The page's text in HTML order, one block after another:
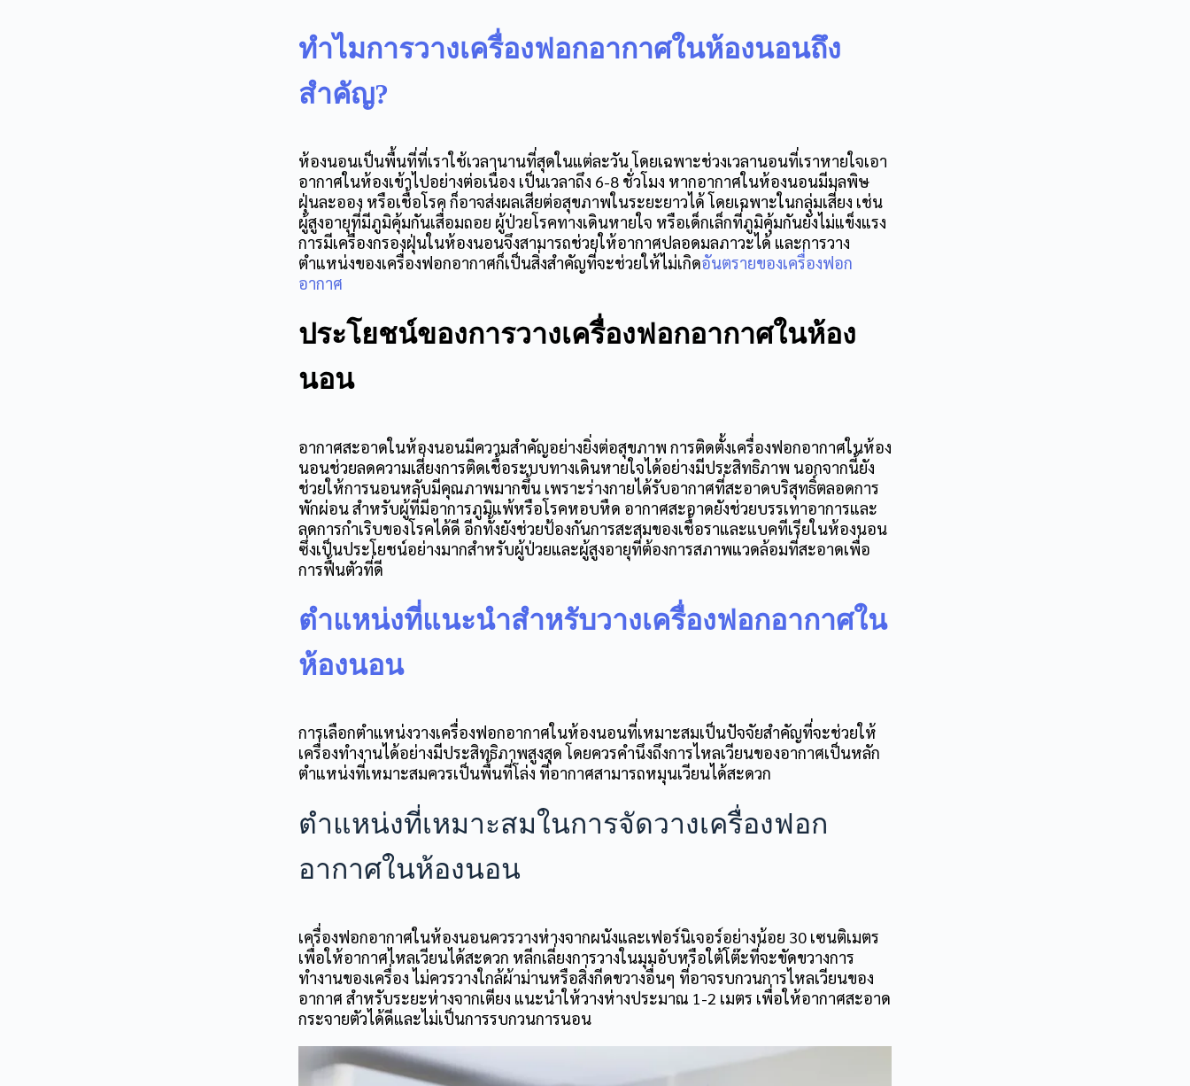
ทำไมการวางเครื่องฟอกอากาศในห้องนอนถึง
สำคัญ?
ห้องนอนเป็นพื้นที่ที่เราใช้เวลานานที่สุดในแต่ละวัน โดยเฉพาะช่วงเวลานอนที่เราหายใจเอา
อากาศในห้องเข้าไปอย่างต่อเนื่อง เป็นเวลาถึง 6-8 ชั่วโมง หากอากาศในห้องนอนมีมลพิษ
ฝุ่นละออง หรือเชื้อโรค ก็อาจส่งผลเสียต่อสุขภาพในระยะยาวได้ โดยเฉพาะในกลุ่มเสี่ยง เช่น
ผู้สูงอายุที่มีภูมิคุ้มกันเสื่อมถอย ผู้ป่วยโรคทางเดินหายใจ หรือเด็กเล็กที่ภูมิคุ้มกันยังไม่แข็งแรง
การมีเครื่องกรองฝุ่นในห้องนอนจึงสามารถช่วยให้อากาศปลอดมลภาวะได้ และการวาง
ตำแหน่งของเครื่องฟอกอากาศก็เป็นสิ่งสำคัญที่จะช่วยให้ไม่เกิดอันตรายของเครื่องฟอก
อากาศ
ประโยชน์ของการวางเครื่องฟอกอากาศในห้อง
นอน
อากาศสะอาดในห้องนอนมีความสำคัญอย่างยิ่งต่อสุขภาพ การติดตั้งเครื่องฟอกอากาศในห้อง
นอนช่วยลดความเสี่ยงการติดเชื้อระบบทางเดินหายใจได้อย่างมีประสิทธิภาพ นอกจากนี้ยัง
ช่วยให้การนอนหลับมีคุณภาพมากขึ้น เพราะร่างกายได้รับอากาศที่สะอาดบริสุทธิ์ตลอดการ
พักผ่อน สำหรับผู้ที่มีอาการภูมิแพ้หรือโรคหอบหืด อากาศสะอาดยังช่วยบรรเทาอาการและ
ลดการกำเริบของโรคได้ดี อีกทั้งยังช่วยป้องกันการสะสมของเชื้อราและแบคทีเรียในห้องนอน
ซึ่งเป็นประโยชน์อย่างมากสำหรับผู้ป่วยและผู้สูงอายุที่ต้องการสภาพแวดล้อมที่สะอาดเพื่อ
การฟื้นตัวที่ดี
ตำแหน่งที่แนะนำสำหรับวางเครื่องฟอกอากาศใน
ห้องนอน
การเลือกตำแหน่งวางเครื่องฟอกอากาศในห้องนอนที่เหมาะสมเป็นปัจจัยสำคัญที่จะช่วยให้
เครื่องทำงานได้อย่างมีประสิทธิภาพสูงสุด โดยควรคำนึงถึงการไหลเวียนของอากาศเป็นหลัก
ตำแหน่งที่เหมาะสมควรเป็นพื้นที่โล่ง ที่อากาศสามารถหมุนเวียนได้สะดวก
ตำแหน่งที่เหมาะสมในการจัดวางเครื่องฟอก
อากาศในห้องนอน
เครื่องฟอกอากาศในห้องนอนควรวางห่างจากผนังและเฟอร์นิเจอร์อย่างน้อย 30 เซนติเมตร
เพื่อให้อากาศไหลเวียนได้สะดวก หลีกเลี่ยงการวางในมุมอับหรือใต้โต๊ะที่จะขัดขวางการ
ทำงานของเครื่อง ไม่ควรวางใกล้ผ้าม่านหรือสิ่งกีดขวางอื่นๆ ที่อาจรบกวนการไหลเวียนของ
อากาศ สำหรับระยะห่างจากเตียง แนะนำให้วางห่างประมาณ 1-2 เมตร เพื่อให้อากาศสะอาด
กระจายตัวได้ดีและไม่เป็นการรบกวนการนอน